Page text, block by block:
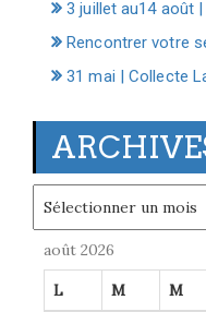
3 juillet au14 août |
Rencontrer votre
31 mai | Collecte
août 2026
L M M